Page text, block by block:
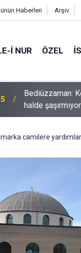
Haberleri Arşiv
I NUR ÖZEL
camilere